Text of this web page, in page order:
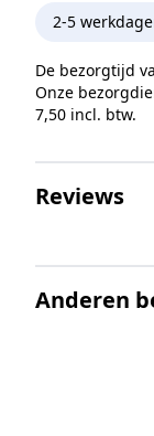
2-5
De bezorgtijd
Onze
7,50 incl. btw.
Reviews
Anderen